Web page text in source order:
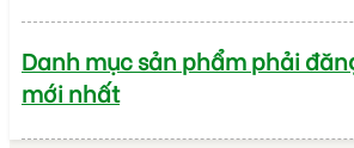
Danh mục sản phẩm phải
mới nhất